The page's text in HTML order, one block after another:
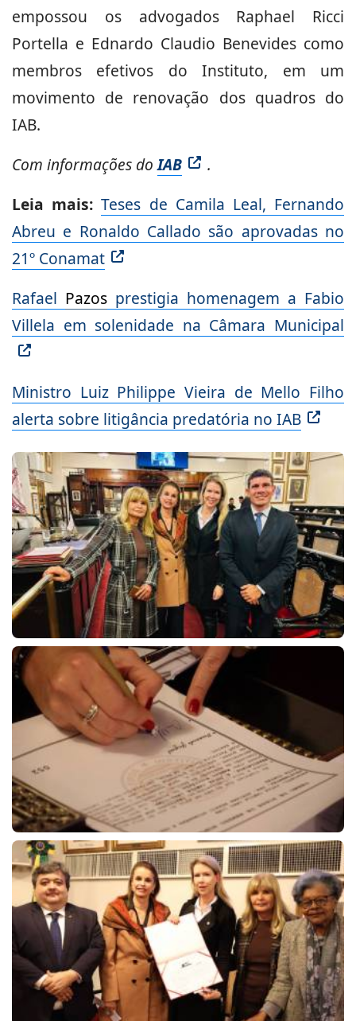
empossou os advogados Raphael Ricci
Portella e Ednardo Claudio Benevides como
membros efetivos do Instituto, em um
movimento de renovação dos quadros do
IAB.
Com informações doIAB
.
Leia mais:Teses de Camila Leal, Fernando
Abreu e Ronaldo Callado são aprovadas no
21º Conamat
Rafael Pazos prestigia homenagem a Fabio
Villela em solenidade na Câmara Municipal
Ministro Luiz Philippe Vieira de Mello Filho
alerta sobre litigância predatória no IAB